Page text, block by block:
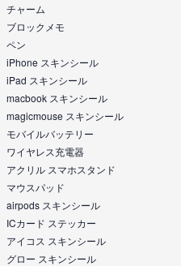
チャーム
ブロックメモ
ペン
iPhone スキンシール
iPad スキンシール
macbook スキンシール
magicmouse スキンシール
モバイルバッテリー
ワイヤレス充電器
アクリル スマホスタンド
マウスパッド
airpods スキンシール
ICカード ステッカー
アイコス スキンシール
グロー スキンシール